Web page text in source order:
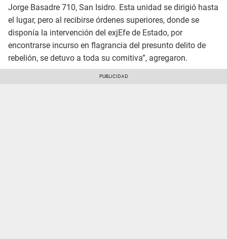
Jorge Basadre 710, San Isidro. Esta unidad se dirigió hasta
el lugar, pero al recibirse órdenes superiores, donde se
disponía la intervención del exjEfe de Estado, por
encontrarse incurso en flagrancia del presunto delito de
rebelión, se detuvo a toda su comitiva”, agregaron.